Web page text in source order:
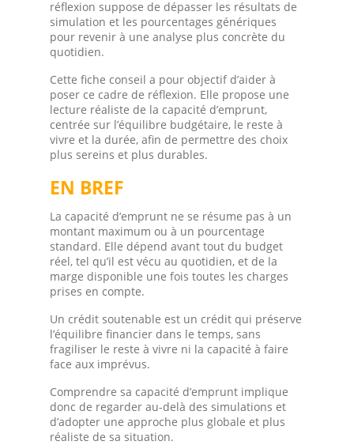
réflexion suppose de dépasser les résultats de
simulation et les pourcentages génériques
pour revenir à une analyse plus concrète du
quotidien.
Cette fiche conseil a pour objectif d’aider à
poser ce cadre de réflexion. Elle propose une
lecture réaliste de la capacité d’emprunt,
centrée sur l’équilibre budgétaire, le reste à
vivre et la durée, afin de permettre des choix
plus sereins et plus durables.
EN BREF
La capacité d’emprunt ne se résume pas à un
montant maximum ou à un pourcentage
standard. Elle dépend avant tout du budget
réel, tel qu’il est vécu au quotidien, et de la
marge disponible une fois toutes les charges
prises en compte.
Un crédit soutenable est un crédit qui préserve
l’équilibre financier dans le temps, sans
fragiliser le reste à vivre ni la capacité à faire
face aux imprévus.
Comprendre sa capacité d’emprunt implique
donc de regarder au-delà des simulations et
d’adopter une approche plus globale et plus
réaliste de sa situation.